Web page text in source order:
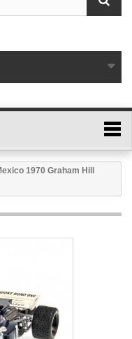
1970 Graham Hill